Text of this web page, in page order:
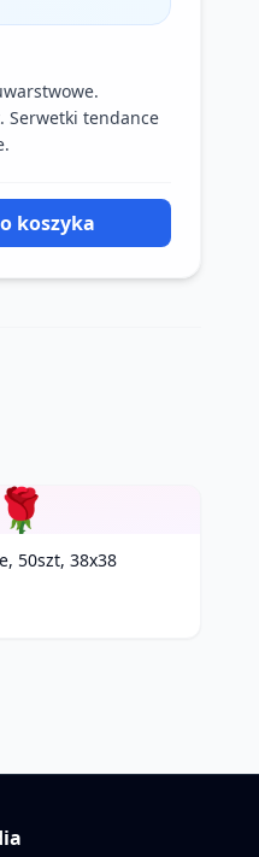
Serwetki tendance
koszyka
🌹
50szt, 38x38